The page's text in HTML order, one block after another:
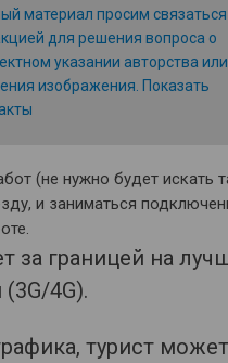
материал просим связаться
для решения вопроса о
указании авторства или
изображения. Показать
(не нужно будет искать
и заниматься
за границей на
4G).
турист может